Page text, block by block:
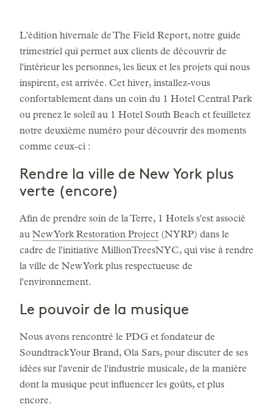
L'édition hivernale de The Field Report, notre guide
trimestriel qui permet aux clients de découvrir de
l'intérieur les personnes, les lieux et les projets qui nous
inspirent, est arrivée. Cet hiver, installez-vous
confortablement dans un coin du 1 Hotel Central Park
ou prenez le soleil au 1 Hotel South Beach et feuilletez
notre deuxième numéro pour découvrir des moments
comme ceux-ci :
Rendre la ville de New York plus
verte (encore)
Afin de prendre soin de la Terre, 1 Hotels s'est associé
au New York Restoration Project (NYRP) dans le
cadre de l'initiative MillionTreesNYC, qui vise à rendre
la ville de New York plus respectueuse de
l'environnement.
Le pouvoir de la musique
Nous avons rencontré le PDG et fondateur de
Soundtrack Your Brand, Ola Sars, pour discuter de ses
idées sur l'avenir de l'industrie musicale, de la manière
dont la musique peut influencer les goûts, et plus
encore.